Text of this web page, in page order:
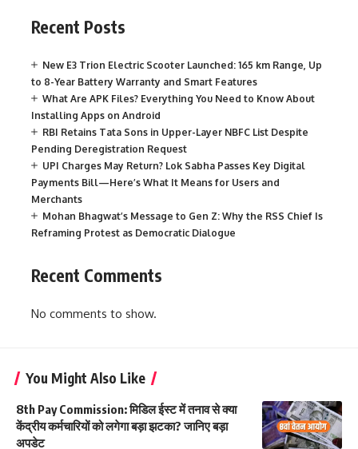
Recent Posts
New E3 Trion Electric Scooter Launched: 165 km Range, Up
to 8-Year Battery Warranty and Smart Features
What Are APK Files? Everything You Need to Know About
Installing Apps on Android
RBI Retains Tata Sons in Upper-Layer NBFC List Despite
Pending Deregistration Request
UPI Charges May Return? Lok Sabha Passes Key Digital
Payments Bill—Here’s What It Means for Users and
Merchants
Mohan Bhagwat’s Message to Gen Z: Why the RSS Chief Is
Reframing Protest as Democratic Dialogue
Recent Comments
No comments to show.
You Might Also Like
8th Pay Commission: मिडिल ईस्ट में तनाव से क्या
केंद्रीय कर्मचारियों को लगेगा बड़ा झटका? जानिए बड़ा
अपडेट